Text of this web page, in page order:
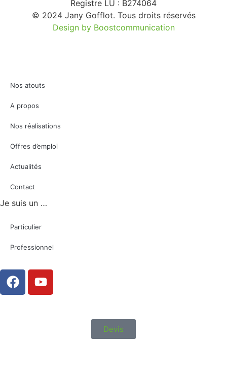
Registre LU : B274064
© 2024 Jany Gofflot. Tous droits réservés
Design by Boostcommunication
Nos atouts
A propos
Nos réalisations
Offres d’emploi
Actualités
Contact
Je suis un …
Particulier
Professionnel
Devis